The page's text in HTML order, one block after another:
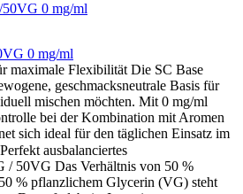
0 mg/ml
maximale Flexibilität Die SC Base
geschmacksneutrale Basis für
mischen möchten. Mit 0 mg/ml
bei der Kombination mit Aromen
sich ideal für den täglichen Einsatz im
ausbalanciertes
/ 50VG Das Verhältnis von 50 %
% pflanzlichem Glycerin (VG) steht